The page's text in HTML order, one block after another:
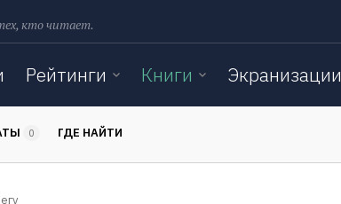
кто читает.
Рейтинги Книги Экранизации
0 ГДЕ НАЙТИ